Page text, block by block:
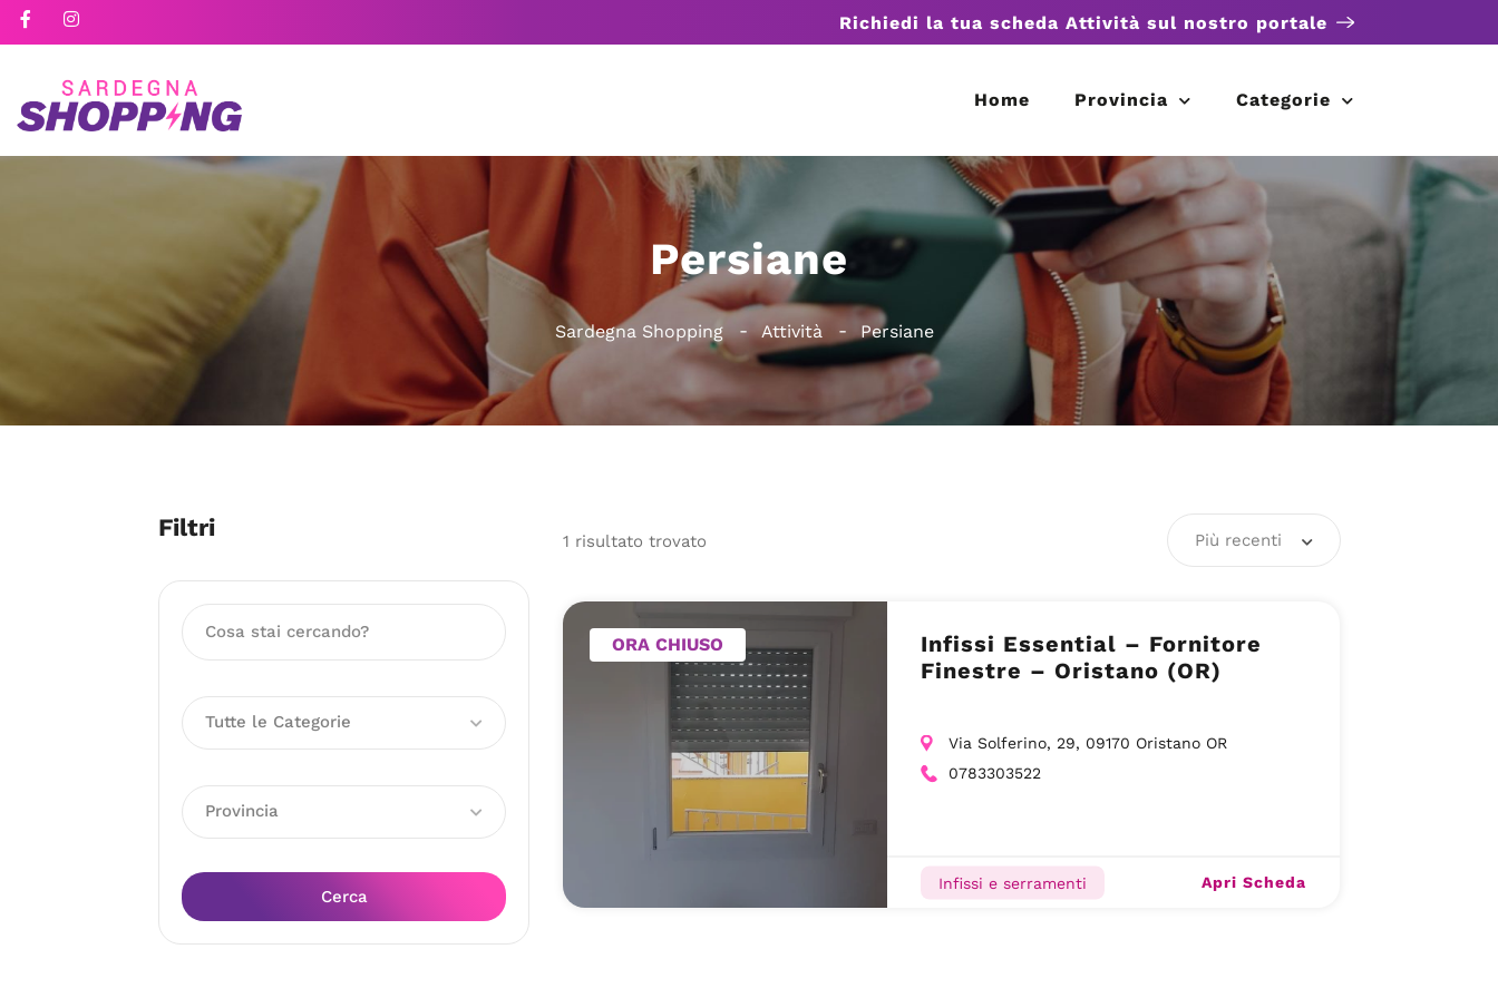
Richiedi la tua scheda Attività sul nostro portale
Home Provincia Categorie
Persiane
Sardegna Shopping Attività Persiane
Filtri
Tutte le Categorie
Provincia
Cerca
1 risultato trovato Più recenti
ORA CHIUSO
Infissi Essential – Fornitore
Finestre – Oristano (OR)
Via Solferino, 29, 09170 Oristano OR
0783303522
Infissi e serramenti Apri Scheda